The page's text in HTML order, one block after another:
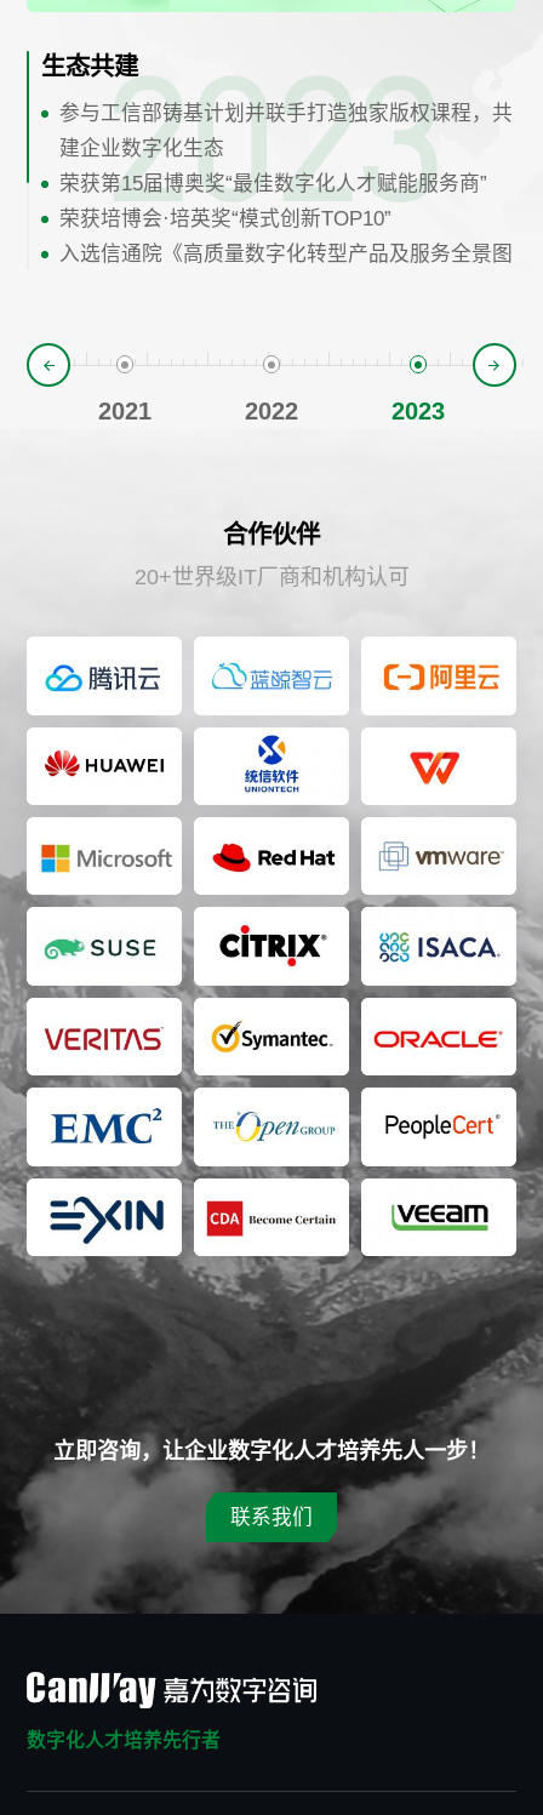
2001
启程
嘉为诞生于广州
2003
循序渐进
微软金牌高级授权培训中心
2007
行业认可
成为腾讯战略合作伙伴
10+国际IT厂商与机构认可的金牌合作伙伴
2011
稳步发展
建立PPTPI服务体系
2013
服务升级
由课程交付迈入人才培养，建立云时代人才培养体
系
荣获博奥奖评审委员会 “最佳课件奖”
成为汕头移动2013年度优秀合作伙伴
CMMI3认证
2016
自研产品
提出数字化能力1.0
自研嘉为学习平台
成为华为框架培训合作伙伴
荣获博奥奖“最具实力行业服务商50强”之“课件定制
服务商”
2018
蓄势待发
成为ITIL认证培训中心
成为Vmware授权培训伙伴
荣获博奥奖“课件工具优秀服务商”
荣获华为培训服务优秀支撑奖、华为培训交付标兵
2019
合作拓展
获得腾讯战略投资
成为Oracle大学授权培训中心
成为红帽授权认证培训合作伙伴
荣获博奥奖“优秀综合产品服务商”&“优秀移动学习
（APP）服务商”
2020
深入探索
与EXIN深度合作，探索企业数字化人才培养
2020年全国信创产业生态创新大赛优胜奖
2021
转型升级
提出企业数字化能力2.0
首创CAT数字化学习地图
荣获第13届博奥奖“优秀数字内容定制服务商”&“优
秀数字化人才赋能服务商”
成为中国国际人才交流基金会项目管理系列专业资
成为DevOps授权培训中心
2022
行业先锋
与工信部电信研究院共创数字化能力发展框架
（DCF）
荣获第14届博奥奖“优秀数字内容定制服务商”
2023
生态共建
参与工信部铸基计划并联手打造独家版权课程，共
建企业数字化生态
荣获第15届博奥奖“最佳数字化人才赋能服务商”
荣获培博会·培英奖“模式创新TOP10”
入选信通院《高质量数字化转型产品及服务全景图
《2023高质量数字化转型技术解决方案集》
2021 2022 2023
合作伙伴
20+世界级IT厂商和机构认可
立即咨询，让企业数字化人才培养先人一步！
联系我们
数字化人才培养先行者